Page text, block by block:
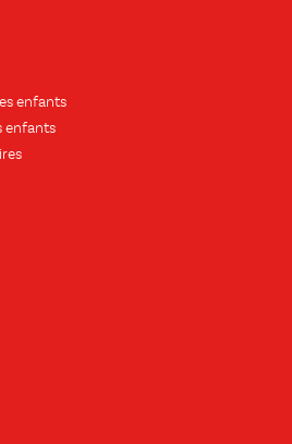
enfants
enfants